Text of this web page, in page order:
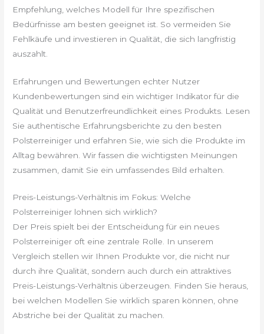
Empfehlung, welches Modell für Ihre spezifischen
Bedürfnisse am besten geeignet ist. So vermeiden Sie
Fehlkäufe und investieren in Qualität, die sich langfristig
auszahlt.
Erfahrungen und Bewertungen echter Nutzer
Kundenbewertungen sind ein wichtiger Indikator für die
Qualität und Benutzerfreundlichkeit eines Produkts. Lesen
Sie authentische Erfahrungsberichte zu den besten
Polsterreiniger und erfahren Sie, wie sich die Produkte im
Alltag bewähren. Wir fassen die wichtigsten Meinungen
zusammen, damit Sie ein umfassendes Bild erhalten.
Preis-Leistungs-Verhältnis im Fokus: Welche
Polsterreiniger lohnen sich wirklich?
Der Preis spielt bei der Entscheidung für ein neues
Polsterreiniger oft eine zentrale Rolle. In unserem
Vergleich stellen wir Ihnen Produkte vor, die nicht nur
durch ihre Qualität, sondern auch durch ein attraktives
Preis-Leistungs-Verhältnis überzeugen. Finden Sie heraus,
bei welchen Modellen Sie wirklich sparen können, ohne
Abstriche bei der Qualität zu machen.